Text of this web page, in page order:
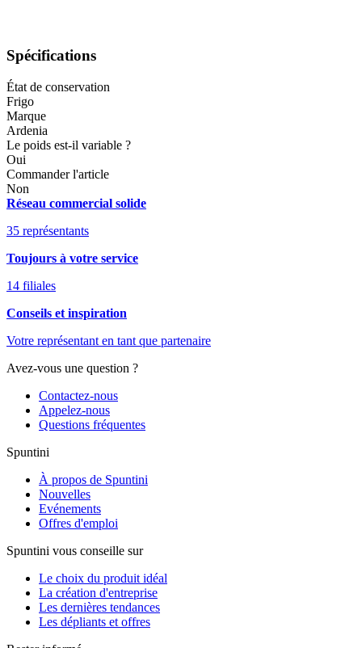
Spécifications
État de conservation
Frigo
Marque
Ardenia
Le poids est-il variable ?
Oui
Commander l'article
Non
Réseau commercial solide
35 représentants
Toujours à votre service
14 filiales
Conseils et inspiration
Votre représentant en tant que partenaire
Avez-vous une question ?
Contactez-nous
Appelez-nous
Questions fréquentes
Spuntini
À propos de Spuntini
Nouvelles
Evénements
Offres d'emploi
Spuntini vous conseille sur
Le choix du produit idéal
La création d'entreprise
Les dernières tendances
Les dépliants et offres